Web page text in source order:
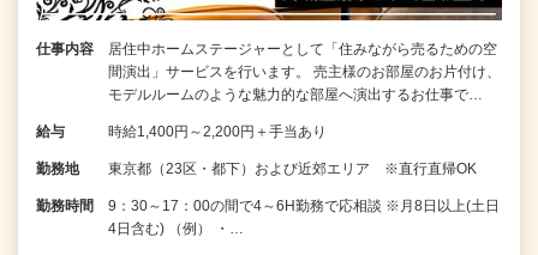
仕事内容
居住中ホームステージャーとして「住みながら売るための空
間演出」サービスを行います。 売主様のお部屋のお片付け、
モデルルームのような魅力的な部屋へ演出するお仕事で…
給与 時給1,400円～2,200円＋手当あり
勤務地 東京都（23区・都下）および近郊エリア ※直行直帰OK
勤務時間
9：30～17：00の間で4～6H勤務で応相談 ※月8日以上(土日
4日含む) （例） ・…